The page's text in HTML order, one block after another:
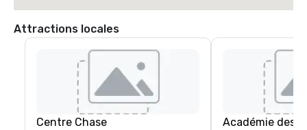
Attractions locales
Centre Chase
Académie des